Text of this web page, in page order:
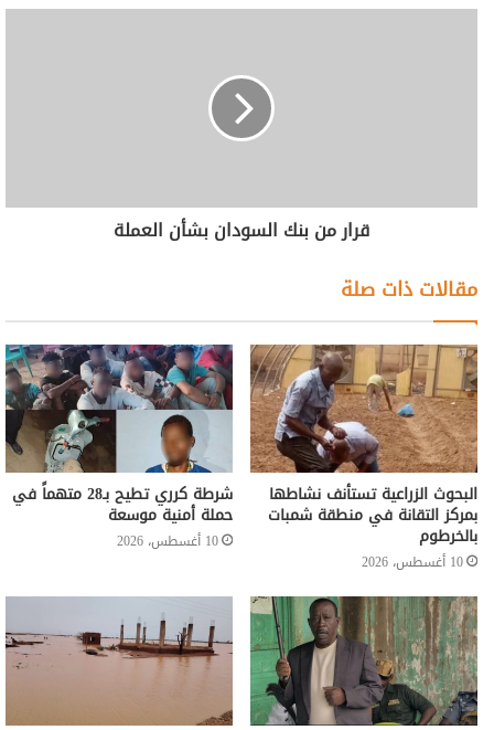
قرار من بنك السودان بشأن العملة
مقالات ذات صلة
البحوث الزراعية تستأنف نشاطها
بمركز التقانة في منطقة شمبات
بالخرطوم
10 أغسطس، 2026
شرطة كرري تطيح بـ28 متهماً في
حملة أمنية موسعة
10 أغسطس، 2026